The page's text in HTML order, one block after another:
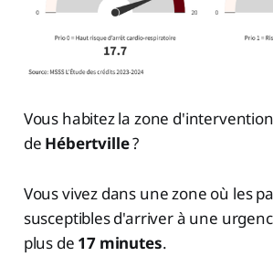
Vous habitez la zone
de Hébertville?
Vous vivez dans une zone où les
susceptibles d'arriver à une
plus de 17 minutes.